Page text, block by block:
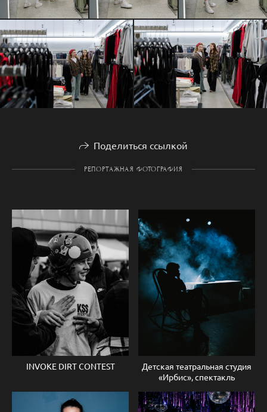
Поделиться ссылкой
РЕПОРТАЖНАЯ ФОТОГРАФИЯ
INVOKE DIRT CONTEST
Детская театральная студия
«Ирбис», спектакль